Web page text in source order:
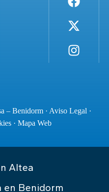
– Benidorm · Aviso Legal ·
· Mapa Web
Altea
en Benidorm